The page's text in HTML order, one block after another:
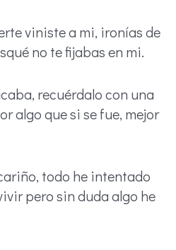
viniste a mi, ironías de
no te fijabas en mi.
recuérdalo con una
algo que si se fue, mejor
todo he intentado
pero sin duda algo he